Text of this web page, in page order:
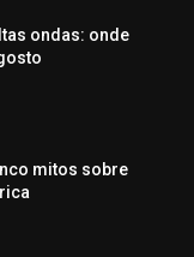
ondas: onde
mitos sobre